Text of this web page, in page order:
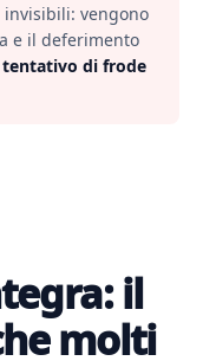
vengono
e il deferimento
tentativo di frode
il
molti